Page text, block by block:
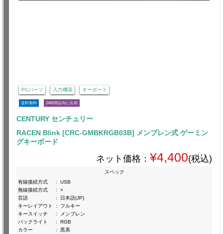
PCパーツ 入力機器 キーボード
送料無料 24時間以内に出荷
CENTURY センチュリー
RACEN Blink [CRC-GMBKRGB03B] メンブレン式 ゲーミン
グキーボード
ネット価格： ¥4,400(税込)
スペック
有線接続方式
:
USB
無線接続方式
:
×
言語
:
日本語(JP)
キーレイアウト
:
フルキー
キースイッチ
:
メンブレン
バックライト
:
RGB
カラー
:
黒系